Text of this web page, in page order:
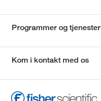
Programmer og tjenester
Kom i kontakt med os